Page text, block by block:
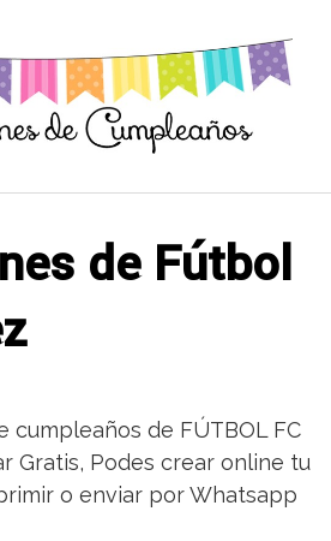
de Fútbol
cumpleaños de FÚTBOL FC
Gratis, Podes crear online tu
o enviar por Whatsapp